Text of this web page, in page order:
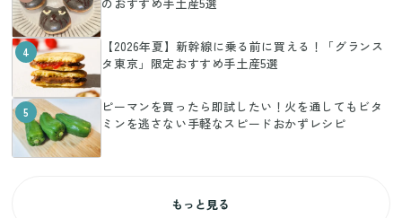
4
【2026年夏】新幹線に乗る前に買える！「グランス
タ東京」限定おすすめ手土産5選
5
ピーマンを買ったら即試したい！火を通してもビタ
ミンを逃さない手軽なスピードおかずレシピ
もっと見る